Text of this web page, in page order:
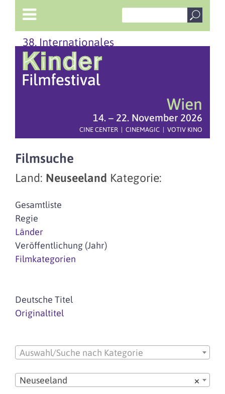
38. Internationales
Wien
14. – 22. November 2026
CINE CENTER | CINEMAGIC | VOTIV KINO
Filmsuche
Land: Neuseeland Kategorie:
Gesamtliste
Regie
Länder
Veröffentlichung (Jahr)
Filmkategorien
Deutsche Titel
Originaltitel
Auswahl/Suche nach Kategorie
×
Neuseeland